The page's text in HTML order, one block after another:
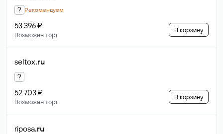
? Рекомендуем
53 396 ₽
Возможен торг
В корзину
seltox.ru
?
52 703 ₽
Возможен торг
В корзину
riposa.ru